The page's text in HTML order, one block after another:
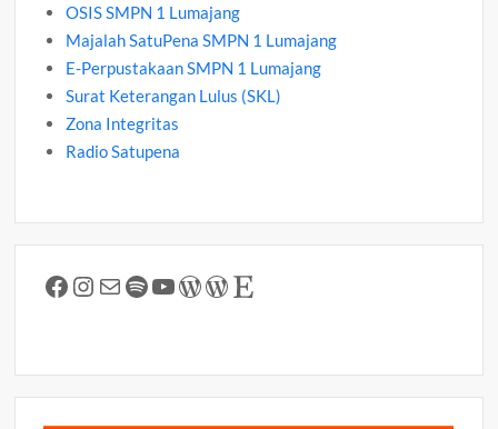
OSIS SMPN 1 Lumajang
Majalah SatuPena SMPN 1 Lumajang
E-Perpustakaan SMPN 1 Lumajang
Surat Keterangan Lulus (SKL)
Zona Integritas
Radio Satupena
Facebook
Instagram
MailSpotify
YouTube
WordPress
WordPress
Etsy